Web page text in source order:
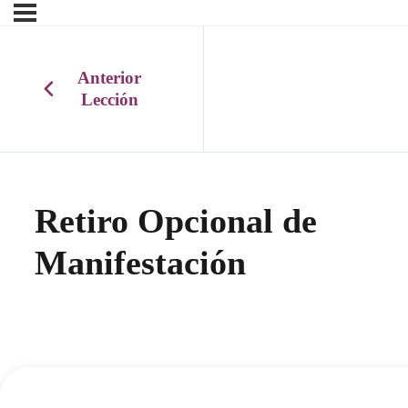
Anterior
Lección
Retiro Opcional de
Manifestación